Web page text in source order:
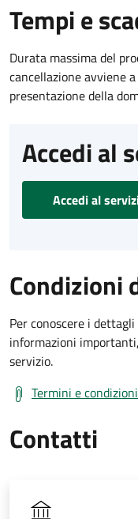
Tempi e
Durata massima del
cancellazione avviene
presentazione della
Accedi al
Accedi al
Condizioni
Per conoscere i
informazioni
servizio.
Termini e
Contatti